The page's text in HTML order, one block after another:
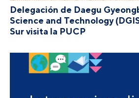
Delegación de Daegu
Science and Technology
Sur visita la PUCP